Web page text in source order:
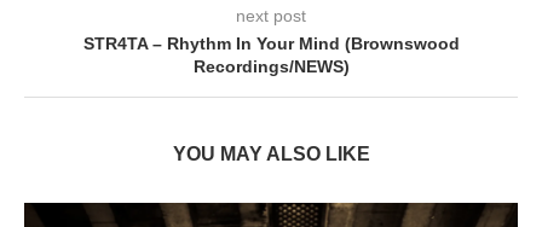
next post
STR4TA – Rhythm In Your Mind (Brownswood
Recordings/NEWS)
YOU MAY ALSO LIKE